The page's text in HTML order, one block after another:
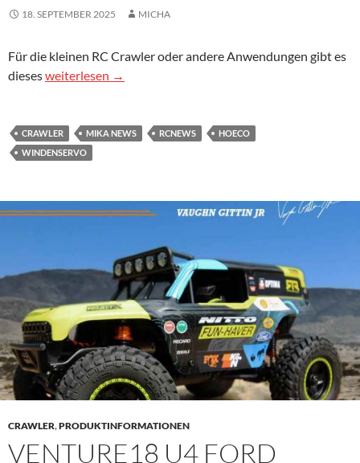
18. SEPTEMBER 2025 MICHA
Für die kleinen RC Crawler oder andere Anwendungen gibt es
diesesEcoPower 360° Windenservo für Mini-Crawler
weiterlesen →
CRAWLER MIKA NEWS RCNEWS
HOECO
WINDENSERVO
CRAWLER,PRODUKTINFORMATIONEN
VENTURE18 U4 FORD